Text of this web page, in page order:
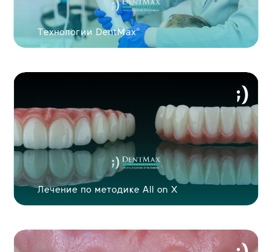
Продолжить
через Google
через Facebook
Продолжить с
пользователем
Технологии DentMax®
Лечение по методике All on X